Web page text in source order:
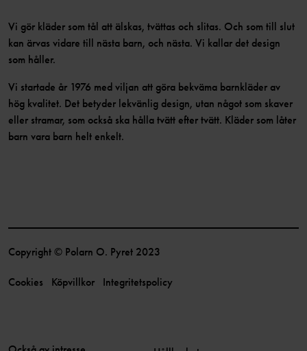
Vi gör kläder som tål att älskas, tvättas och slitas. Och som till slut
kan ärvas vidare till nästa barn, och nästa. Vi kallar det design
som håller.
Vi startade år 1976 med viljan att göra bekväma barnkläder av
hög kvalitet. Det betyder lekvänlig design, utan något som skaver
eller stramar, som också ska hålla tvätt efter tvätt. Kläder som låter
barn vara barn helt enkelt.
Copyright © Polarn O. Pyret 2023
Cookies Köpvillkor Integritetspolicy